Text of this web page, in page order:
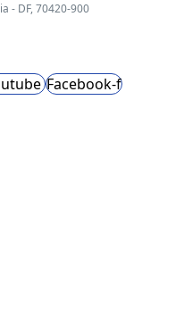
- DF, 70420-900
Facebook-f